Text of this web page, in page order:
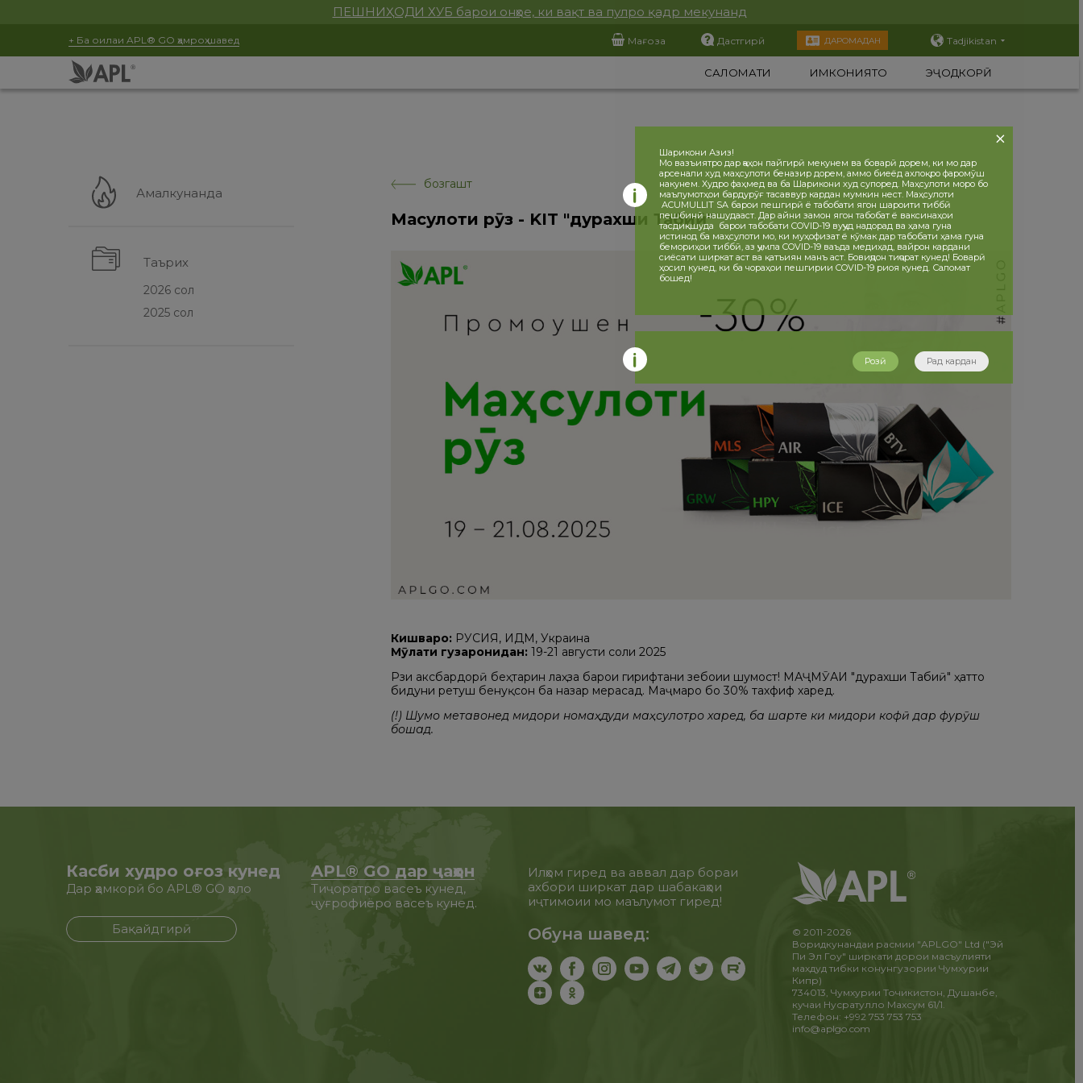
ПЕШНИҲОДИ ХУБ барои онҳое, ки вақт ва пулро қадр мекунанд
+ Ба оилаи APL® GO ҳамроҳ шавед Мағоза Дастгирӣ ДАРОМАДАН Tadjikistan
САЛОМАТИ ИМКОНИЯТҲО ЭҶОДКОРӢ
Амалкунанда
Таърих
2026 сол
2025 сол
бозгашт
Маҳсулоти рӯз - KIT "дурахши Табиӣ"
Кишварҳо: РУСИЯ, ИДМ, Украина
Мӯҳлати гузаронидан: 19-21 августи соли 2025
Рӯзи аксбардорӣ беҳтарин лаҳза барои гирифтани зебоии шумост! МАҶМӮАИ "дурахши Табиӣ" ҳатто
бидуни ретуш бенуқсон ба назар мерасад. Маҷмӯаро бо 30% тахфиф харед.
(!) Шумо метавонед миқдори номаҳдуди маҳсулотро харед, ба шарте ки миқдори кофӣ дар фурӯш
бошад.
Касби худро оғоз кунед
Дар ҳамкорӣ бо APL® GO ҳоло
Бақайдгирӣ
APL® GO дар ҷаҳон
Тиҷоратро васеъ кунед,
ҷуғрофиёро васеъ кунед.
Илҳом гиред ва аввал дар бораи
ахбори ширкат дар шабакаҳои
иҷтимоии мо маълумот гиред!
Обуна шавед:
© 2011-2026
Воридкунандаи расмии "APLGO" Ltd ("Эй
Пи Эл Гоу" ширкати дорои масъулияти
махдуд тибки конунгузории Чумхурии
Кипр)
734013, Чумхурии Точикистон, Душанбе,
кучаи Нусратулло Махсум 61/1.
Телефон: +992 753 753 753
info@aplgo.com
Шарикони Азиз!
Мо вазъиятро дар ҷаҳон пайгирӣ мекунем ва боварӣ дорем, ки мо дар
арсенали худ маҳсулоти беназир дорем, аммо биеёд ахлоқро фаромӯш
накунем. Худро фаҳмед ва ба Шарикони худ супоред. Маҳсулоти моро бо
маълумотҳои бардурӯғ тасаввур кардан мумкин нест. Маҳсулоти
ACUMULLIT SA барои пешгирӣ ё табобати ягон шароити тиббӣ
пешбинӣ нашудааст. Дар айни замон ягон табобат ё ваксинаҳои
тасдиқшуда барои табобати COVID-19 вуҷуд надорад ва ҳама гуна
истинод ба маҳсулоти мо, ки муҳофизат ё кӯмак дар табобати ҳама гуна
бемориҳои тиббӣ, аз ҷумла COVID-19 ваъда медиҳад, вайрон кардани
сиёсати ширкат аст ва қатъиян манъ аст. Бовиҷдон тиҷорат кунед! Боварӣ
ҳосил кунед, ки ба чораҳои пешгирии COVID-19 риоя кунед. Саломат
бошед!
Розӣ Рад кардан